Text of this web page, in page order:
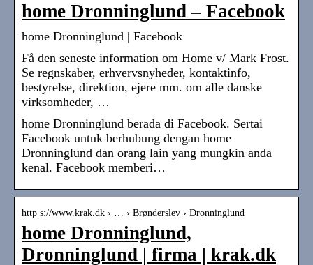
home Dronninglund – Facebook
home Dronninglund | Facebook
Få den seneste information om Home v/ Mark Frost.
Se regnskaber, erhvervsnyheder, kontaktinfo,
bestyrelse, direktion, ejere mm. om alle danske
virksomheder, …
home Dronninglund berada di Facebook. Sertai
Facebook untuk berhubung dengan home
Dronninglund dan orang lain yang mungkin anda
kenal. Facebook memberi…
http s://www.krak.dk › … › Brønderslev › Dronninglund
home Dronninglund,
Dronninglund | firma | krak.dk